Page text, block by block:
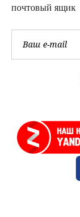
почтовый ящик